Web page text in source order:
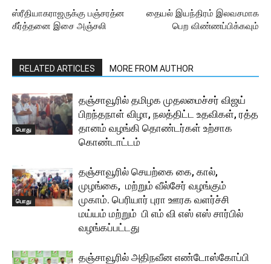
ஸ்ரீதியாகராஜருக்கு பஞ்சரத்ன
கீர்த்தனை இசை அஞ்சலி
தையல் இயந்திரம் இலவசமாக
பெற விண்ணப்பிக்கவும்
RELATED ARTICLES MORE FROM AUTHOR
பொது
தஞ்சாவூரில் தமிழக முதலமைச்சர் விஜய்
பிறந்தநாள் விழா, நலத்திட்ட உதவிகள், ரத்த
தானம் வழங்கி தொண்டர்கள் உற்சாக
கொண்டாட்டம்
பொது
தஞ்சாவூரில் செயற்கை கை, கால்,
முழங்கை, மற்றும் வீல்சேர் வழங்கும்
முகாம். பெரியார் புரா ஊரக வளர்ச்சி
மய்யம் மற்றும் பி எம் வி எஸ் எஸ் சார்பில்
வழங்கப்பட்டது
தஞ்சாவூரில் அதிநவீன எண்டோஸ்கோப்பி